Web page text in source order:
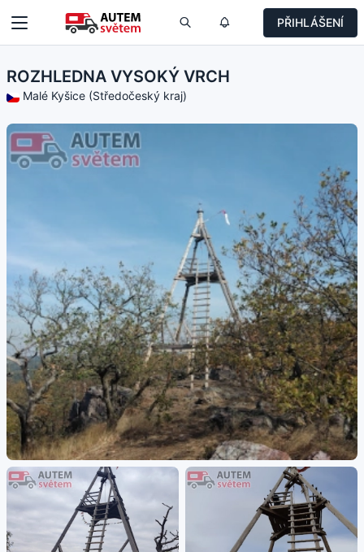
PŘIHLÁŠENÍ
ROZHLEDNA VYSOKÝ VRCH
Malé Kyšice (Středočeský kraj)